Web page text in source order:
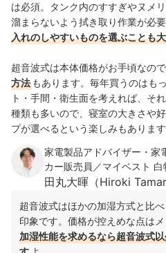
は必須。タンク内のすすぎやヌメ
溜まらないよう拭き取り作業が必要
入れのしやすいものを選ぶことも
超音波式は本体価格がお手頃なので
方法 もあります。毎年買うのはも
ト・手間・衛生面を考えれば、そ
種類も多いので、寝室の大きさや
プが選べるという楽しみもあります
家電製品アドバイザー・家
カー販売員／マイベスト 白
田丸大暉（Hiroki
超音波式はほかの加湿方式と比
印象です。価格が控えめな点はメ
加湿性能を求めるなら超音波式